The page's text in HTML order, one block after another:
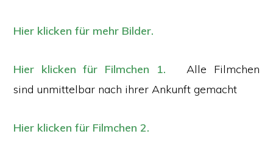
Hier klicken für mehr Bilder.
Hier klicken für Filmchen 1.
Alle Filmchen
sind unmittelbar nach ihrer Ankunft gemacht
Hier klicken für Filmchen 2.